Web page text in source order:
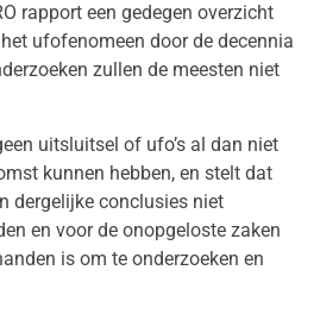
rapport een gedegen overzicht
ufofenomeen door de decennia
zullen de meesten niet
uitsluitsel of ufo’s al dan niet
kunnen hebben, en stelt dat
dergelijke conclusies niet
en voor de onopgeloste zaken
is om te onderzoeken en